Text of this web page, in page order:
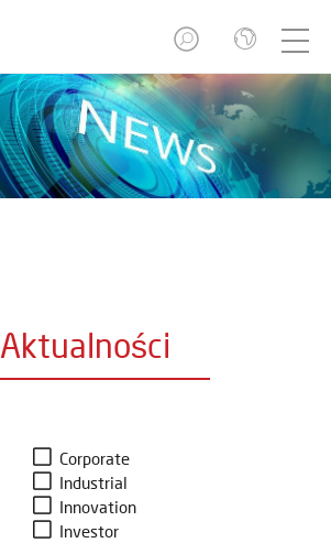
Aktualności
Corporate
Industrial
Innovation
Investor